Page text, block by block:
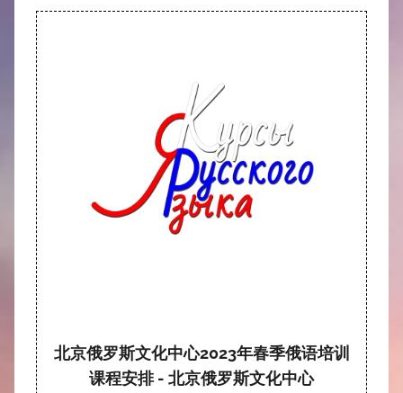
北京俄罗斯文化中心2023年春季俄语培训
课程安排 - 北京俄罗斯文化中心